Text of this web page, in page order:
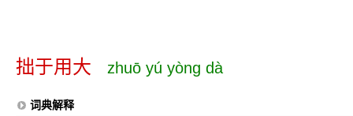
拙于用大 zhuō yú yòng dà
词典解释